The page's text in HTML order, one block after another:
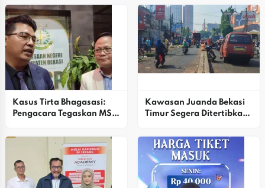
Kasus Tirta Bhagasasi:
Pengacara Tegaskan MSB
Rekening Pribadi
Kawasan Juanda Bekasi
Timur Segera Ditertibkan